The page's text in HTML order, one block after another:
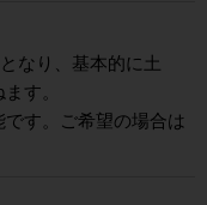
となり、基本的に土
す。
す。ご希望の場合は